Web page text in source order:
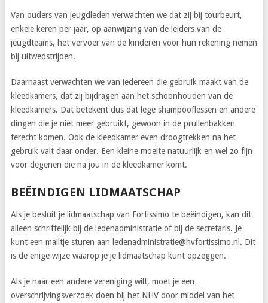
Van ouders van jeugdleden verwachten we dat zij bij tourbeurt,
enkele keren per jaar, op aanwijzing van de leiders van de
jeugdteams, het vervoer van de kinderen voor hun rekening nemen
bij uitwedstrijden.
Daarnaast verwachten we van iedereen die gebruik maakt van de
kleedkamers, dat zij bijdragen aan het schoonhouden van de
kleedkamers. Dat betekent dus dat lege shampooflessen en andere
dingen die je niet meer gebruikt, gewoon in de prullenbakken
terecht komen. Ook de kleedkamer even droogtrekken na het
gebruik valt daar onder. Een kleine moeite natuurlijk en wel zo fijn
voor degenen die na jou in de kleedkamer komt.
BEËINDIGEN LIDMAATSCHAP
Als je besluit je lidmaatschap van Fortissimo te beëindigen, kan dit
alleen schriftelijk bij de ledenadministratie of bij de secretaris. Je
kunt een mailtje sturen aan ledenadministratie@hvfortissimo.nl. Dit
is de enige wijze waarop je je lidmaatschap kunt opzeggen.
Als je naar een andere vereniging wilt, moet je een
overschrijvingsverzoek doen bij het NHV door middel van het